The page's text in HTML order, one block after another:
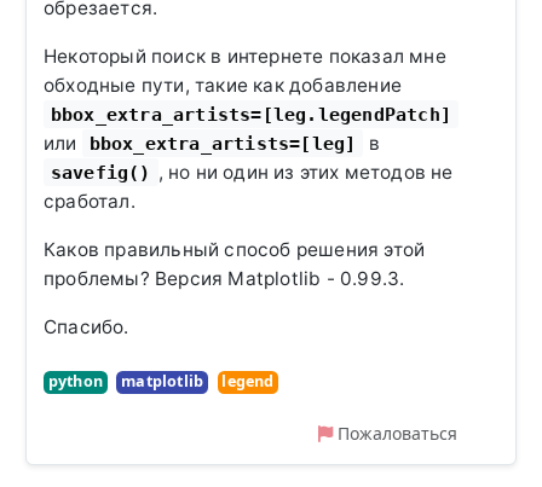
обрезается.
Некоторый поиск в интернете показал мне
обходные пути, такие как добавление
bbox_extra_artists=[leg.legendPatch]
или bbox_extra_artists=[leg] в
savefig() , но ни один из этих методов не
сработал.
Каков правильный способ решения этой
проблемы? Версия Matplotlib - 0.99.3.
Спасибо.
python matplotlib legend
Пожаловаться